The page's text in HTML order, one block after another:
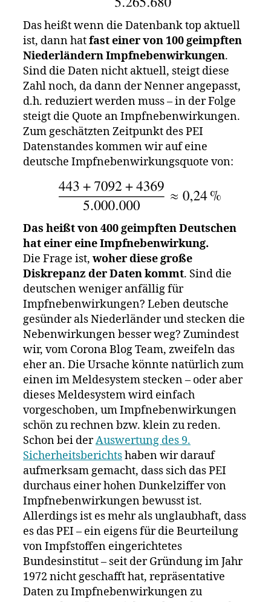
Das heißt wenn die Datenbank top aktuell
ist, dann hatfast einer von 100 geimpften
Niederländern Impfnebenwirkungen.
Sind die Daten nicht aktuell, steigt diese
Zahl noch, da dann der Nenner angepasst,
d.h. reduziert werden muss – in der Folge
steigt die Quote an Impfnebenwirkungen.
Zum geschätzten Zeitpunkt des PEI
Datenstandes kommen wir auf eine
deutsche Impfnebenwirkungsquote von:
Das heißt von 400 geimpften Deutschen
hat einer eine Impfnebenwirkung.
Die Frage ist, woher diese große
Diskrepanz der Daten kommt. Sind die
deutschen weniger anfällig für
Impfnebenwirkungen? Leben deutsche
gesünder als Niederländer und stecken die
Nebenwirkungen besser weg? Zumindest
wir, vom Corona Blog Team, zweifeln das
eher an. Die Ursache könnte natürlich zum
einen im Meldesystem stecken – oder aber
dieses Meldesystem wird einfach
vorgeschoben, um Impfnebenwirkungen
schön zu rechnen bzw. klein zu reden.
Schon bei derAuswertung des 9.
Sicherheitsberichtshaben wir darauf
aufmerksam gemacht, dass sich das PEI
durchaus einer hohen Dunkelziffer von
Impfnebenwirkungen bewusst ist.
Allerdings ist es mehr als unglaubhaft, dass
es das PEI – ein eigens für die Beurteilung
von Impfstoffen eingerichtetes
Bundesinstitut – seit der Gründung im Jahr
1972 nicht geschafft hat, repräsentative
Daten zu Impfnebenwirkungen zu